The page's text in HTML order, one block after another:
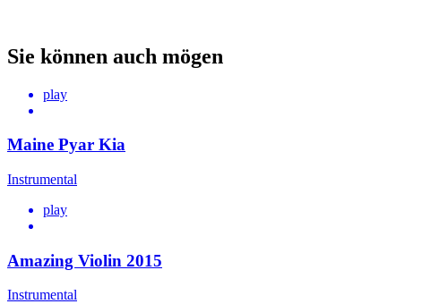
Sie können auch mögen
play
Maine Pyar Kia
Instrumental
play
Amazing Violin 2015
Instrumental